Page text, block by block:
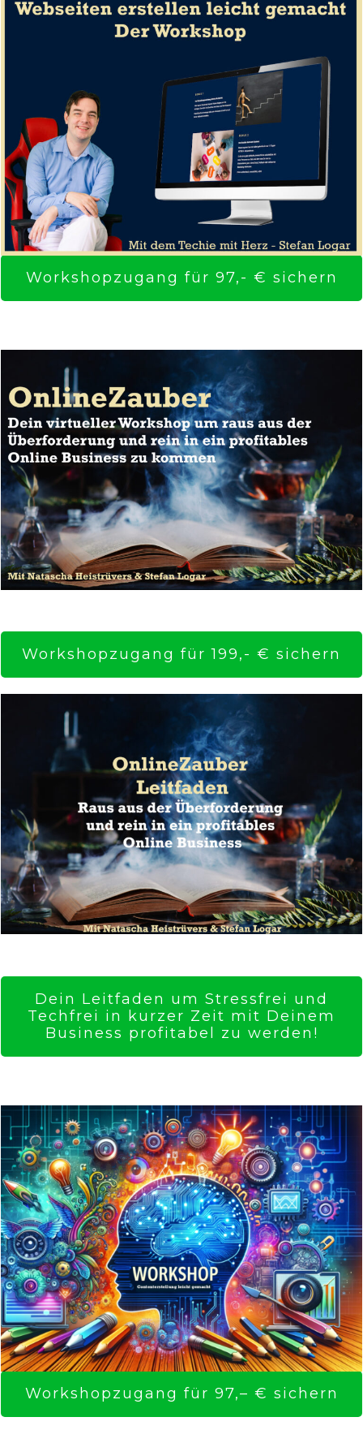
Workshopzugang für 97,- € sichern
Workshopzugang für 199,- € sichern
Dein Leitfaden um Stressfrei und
Techfrei in kurzer Zeit mit Deinem
Business profitabel zu werden!
Workshopzugang für 97,– € sichern